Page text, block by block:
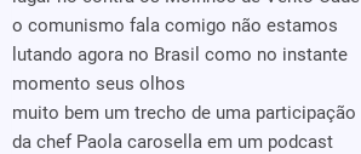
o comunismo fala comigo não estamos
lutando agora no Brasil como no instante
momento seus olhos
muito bem um trecho de uma participação
da chef Paola carosella em um podcast